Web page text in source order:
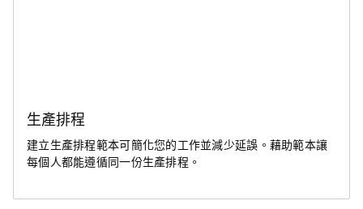
生產排程
建立生產排程範本可簡化您的工作並減少延誤。藉助範本讓
每個人都能遵循同一份生產排程。